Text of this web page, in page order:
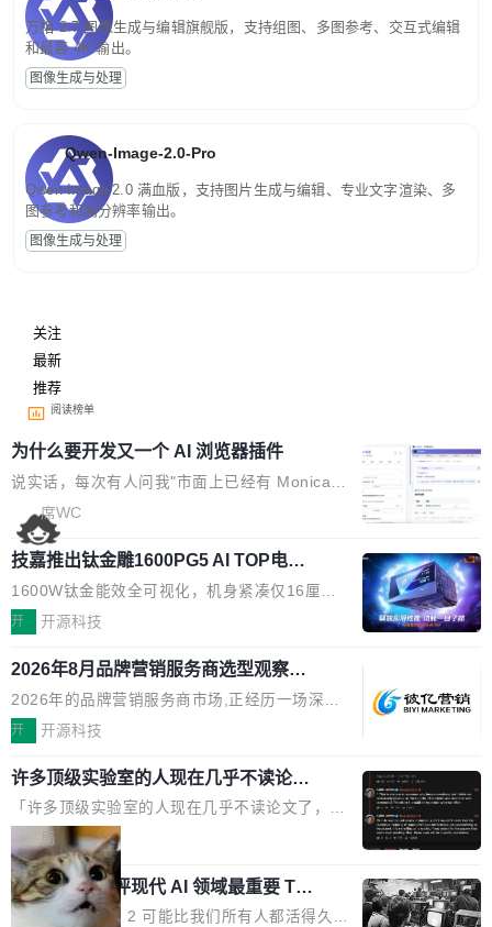
万相 2.7 图像生成与编辑旗舰版，支持组图、多图参考、交互式编辑
和最高 4K 输出。
图像生成与处理
Qwen-Image-2.0-Pro
Qwen-Image-2.0 满血版，支持图片生成与编辑、专业文字渲染、多
图参考和高分辨率输出。
图像生成与处理
关注
最新
推荐
阅读榜单
为什么要开发又一个 AI 浏览器插件
说实话，每次有人问我"市面上已经有 Monica、
Sider、Copilot for Chrome 这些 AI 浏览器插件
了，你为什么还要再做一个"，我都觉得这个问题
问得好。 因为我自己也是从用户变成开发者的。
现有产品的天花板 我用过不少 AI 浏览器插件。
刚开始觉得都挺好——选中一段文字，弹出解
要。但用久了你会发现，它们本质上都是同一类
东西：一个带网页上下文的聊天框。 它们能读取
页面的文本，然后把文本丢给大模型，再返回一
段回答。仅此而已。 这当然有用，但总觉得差点
意思。比如我在一个后台管理系统里，需要填50
个表单字段，每个字段还有联动逻辑；比如我
想...
席WC
技嘉推出钛金雕1600PG5 AI TOP电
源：为发烧级主机与本地AI算力打造旗
舰供电方案
1600W钛金能效全可视化，机身紧凑仅16厘米
继2026台北电脑展首度亮相后，技嘉科技近日正
电源专为发烧级DIY主机与本地AI算力平台打
造，整机长度仅16厘米，提供1600W额定功率
与80PLUS钛金能效；支持ATX 3.1与PCIe 5.1
规范，结合服务器级元件、完善供电线材与内置
实时LCD监控屏，可充分满足当下高阶PC主机
的严苛使用需求。 澎湃功率，紧凑机身 钛金雕1
600PG5 AI TOP具备强悍输出功率，同时实现
机身尺寸大幅精简。整机长度仅16厘米，属于同
功率段机身尺寸十分紧凑的1600W电源产品。小
巧机身有效提升市面主流标准A...
开 开源科技
2026年8月品牌营销服务商选型观察：
从流量思维到品牌资产思维的范式转移
2026年的品牌营销服务商市场,正经历一场深刻
的价值重构。全球全案品牌代理机构市场从2025
复合增长率达5.44%,预计2032年将突破120亿美
元。数字广告与公共关系相关服务市场更是从20
25年的8463亿美元扩张至2026年的8763亿美
元。数字的背后是一个清晰的事实——品牌对专
业化营销服务的需求从未如此迫切。 但市场扩容
的同时,服务商的竞争逻辑正在改变。2026年Top
开 开源科技
许多顶级实验室的人现在几乎不读论文
了
「许多顶级实验室的人现在几乎不读论文了，而
且他们认为 ICLR/ICML/NeurIPS 充斥着大量过
度宣传和欺诈。」 OpenAI 研究员 Keller Jorda
n 这条推文引发了广泛讨论。他不是在说风凉
话，他是说出了一个圈内人尽皆知但很少公开捅
局
xAI 前工程师评现代 AI 领域最重要 Top
3 开源项目
Flash Attention 2 可能比我们所有人都活得久。